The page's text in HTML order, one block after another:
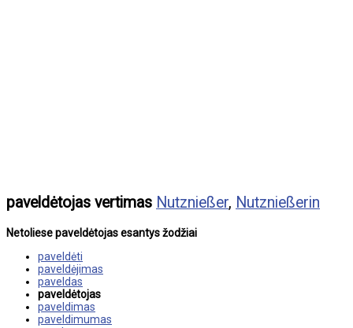
paveldėtojas vertimas Nutznießer, Nutznießerin
Netoliese paveldėtojas esantys žodžiai
paveldėti
paveldėjimas
paveldas
paveldėtojas
paveldimas
paveldimumas